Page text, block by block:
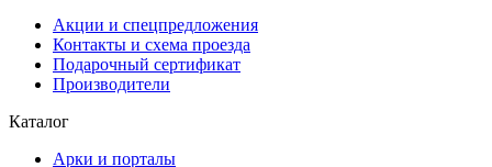
Акции и спецпредложения
Контакты и схема проезда
Подарочный сертификат
Производители
Каталог
Арки и порталы